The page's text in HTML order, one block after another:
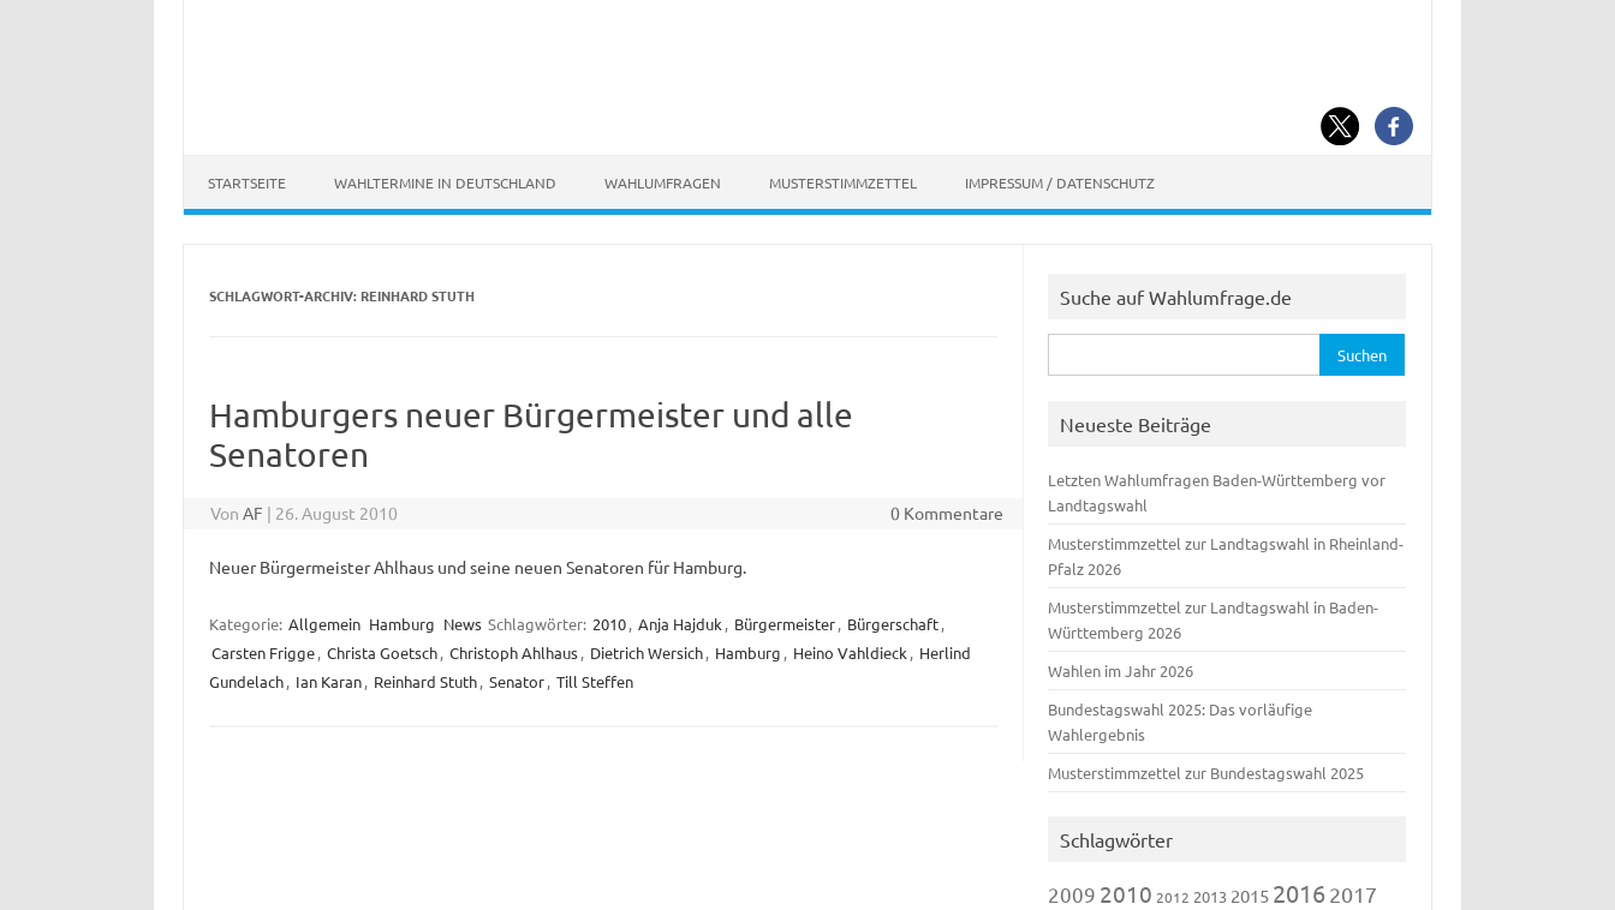
STARTSEITE WAHLTERMINE IN DEUTSCHLAND WAHLUMFRAGEN MUSTERSTIMMZETTEL IMPRESSUM / DATENSCHUTZ
SCHLAGWORT-ARCHIV: REINHARD STUTH
Hamburgers neuer Bürgermeister und alle
Senatoren
VonAF | 26. August 2010 0 Kommentare
Neuer Bürgermeister Ahlhaus und seine neuen Senatoren für Hamburg.
Kategorie: Allgemein Hamburg News Schlagwörter: 2010, Anja Hajduk , Bürgermeister, Bürgerschaft,
Carsten Frigge, Christa Goetsch, Christoph Ahlhaus, Dietrich Wersich, Hamburg , Heino Vahldieck , Herlind
Gundelach, Ian Karan, Reinhard Stuth, Senator, Till Steffen
Suche auf Wahlumfrage.de
nach:
Neueste Beiträge
Letzten Wahlumfragen Baden-Württemberg vor
Landtagswahl
Musterstimmzettel zur Landtagswahl in Rheinland-
Pfalz 2026
Musterstimmzettel zur Landtagswahl in Baden-
Württemberg 2026
Wahlen im Jahr 2026
Bundestagswahl 2025: Das vorläufige
Wahlergebnis
Musterstimmzettel zur Bundestagswahl 2025
Schlagwörter
2009 2010 2012 2013 2015 20162017